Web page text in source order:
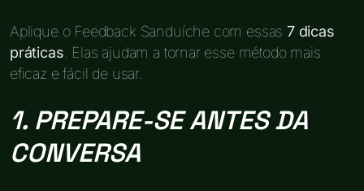
Aplique o Feedback Sanduíche com essas 7 dicas
práticas . Elas ajudam a tornar esse método mais
eficaz e fácil de usar.
1. PREPARE-SE ANTES DA
CONVERSA